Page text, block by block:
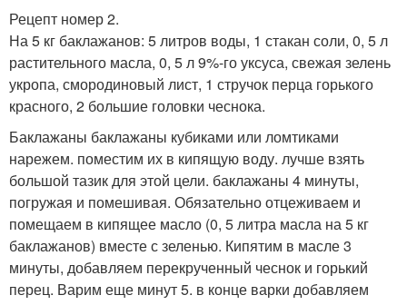
Рецепт номер 2.
На 5 кг баклажанов: 5 литров воды, 1 стакан соли, 0, 5 л
растительного масла, 0, 5 л 9%-го уксуса, свежая зелень
укропа, смородиновый лист, 1 стручок перца горького
красного, 2 большие головки чеснока.
Баклажаны баклажаны кубиками или ломтиками
нарежем. поместим их в кипящую воду. лучше взять
большой тазик для этой цели. баклажаны 4 минуты,
погружая и помешивая. Обязательно отцеживаем и
помещаем в кипящее масло (0, 5 литра масла на 5 кг
баклажанов) вместе с зеленью. Кипятим в масле 3
минуты, добавляем перекрученный чеснок и горький
перец. Варим еще минут 5. в конце варки добавляем